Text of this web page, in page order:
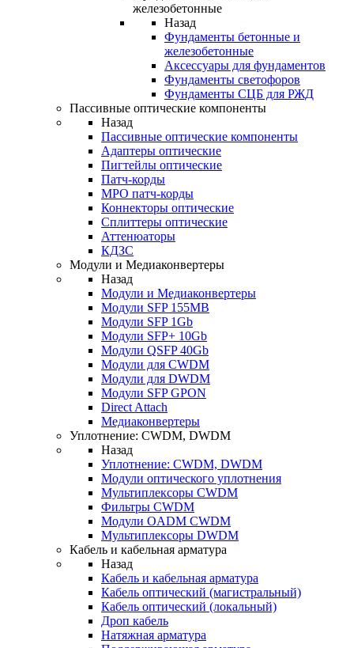
железобетонные
Назад
Фундаменты бетонные и
железобетонные
Аксессуары для фундаментов
Фундаменты светофоров
Фундаменты СЦБ для РЖД
Пассивные оптические компоненты
Назад
Пассивные оптические компоненты
Адаптеры оптические
Пигтейлы оптические
Патч-корды
MPO патч-корды
Коннекторы оптические
Сплиттеры оптические
Аттенюаторы
КДЗС
Модули и Медиаконвертеры
Назад
Модули и Медиаконвертеры
Модули SFP 155MB
Модули SFP 1Gb
Модули SFP+ 10Gb
Модули QSFP 40Gb
Модули для CWDM
Модули для DWDM
Модули SFP GPON
Direct Attach
Медиаконвертеры
Уплотнение: CWDM, DWDM
Назад
Уплотнение: CWDM, DWDM
Модули оптического уплотнения
Мультиплексоры CWDM
Фильтры CWDM
Модули OADM CWDM
Мультиплексоры DWDM
Кабель и кабельная арматура
Назад
Кабель и кабельная арматура
Кабель оптический (магистральный)
Кабель оптический (локальный)
Дроп кабель
Натяжная арматура